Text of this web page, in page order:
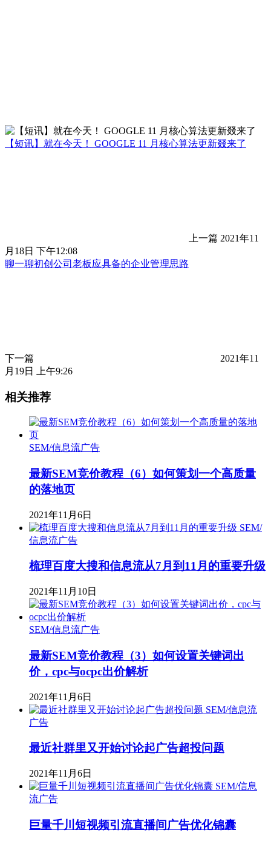
【短讯】就在今天！ GOOGLE 11 月核心算法更新叕来了
上一篇 2021年11
月18日 下午12:08
聊一聊初创公司老板应具备的企业管理思路
下一篇
2021年11
月19日 上午9:26
相关推荐
SEM/信息流广告
最新SEM竞价教程（6）如何策划一个高质量
的落地页
2021年11月6日
SEM/
信息流广告
梳理百度大搜和信息流从7月到11月的重要升级
2021年11月10日
SEM/信息流广告
最新SEM竞价教程（3）如何设置关键词出
价，cpc与ocpc出价解析
2021年11月6日
SEM/信息流
广告
最近社群里又开始讨论起广告超投问题
2021年11月6日
SEM/信息
流广告
巨量千川短视频引流直播间广告优化锦囊